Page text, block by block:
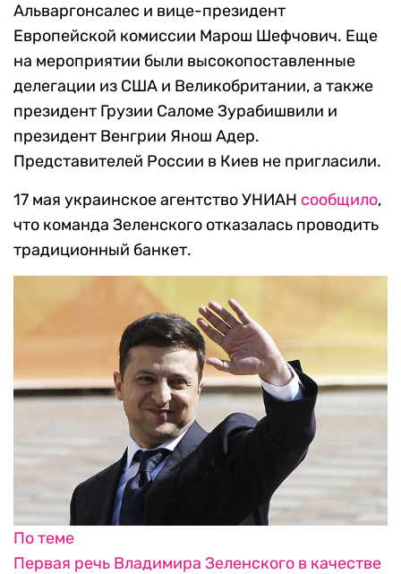
Альваргонсалес и вице-президент
Европейской комиссии Марош Шефчович. Еще
на мероприятии были высокопоставленные
делегации из США и Великобритании, а также
президент Грузии Саломе Зурабишвили и
президент Венгрии Янош Адер.
Представителей России в Киев не пригласили.
17 мая украинское агентство УНИАН сообщило,
что команда Зеленского отказалась проводить
традиционный банкет.
По теме
Первая речь Владимира Зеленского в качестве